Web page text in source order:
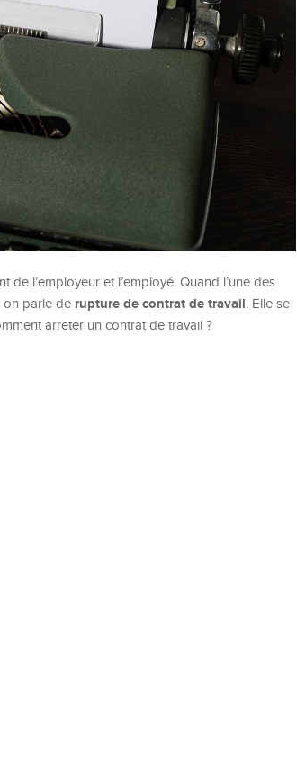
l’employeur et l’employé. Quand l’une des
on parle de rupture de contrat de travail. Elle se
arreter un contrat de travail ?